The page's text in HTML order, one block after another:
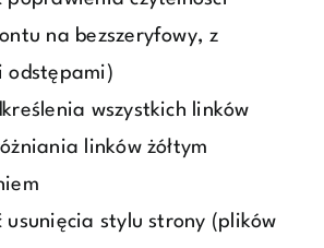
na bezszeryfowy, z
odstępami)
wszystkich linków
linków żółtym
usunięcia stylu strony (plików